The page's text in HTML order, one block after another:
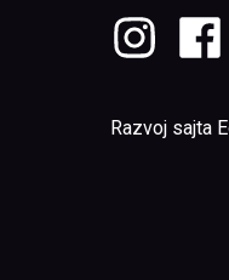
Razvoj sajta